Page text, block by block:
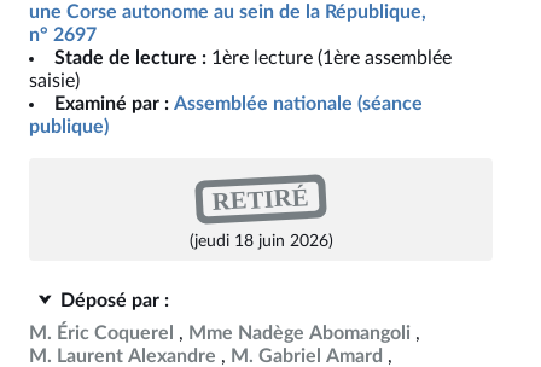
une Corse autonome au sein de la République,
n° 2697
Stade de lecture : 1ère lecture (1ère assemblée
saisie)
Examiné par : Assemblée nationale (séance
publique)
RETIRÉ
(jeudi 18 juin 2026)
Déposé par :
M. Éric Coquerel
Mme Nadège Abomangoli
M. Laurent Alexandre
M. Gabriel Amard